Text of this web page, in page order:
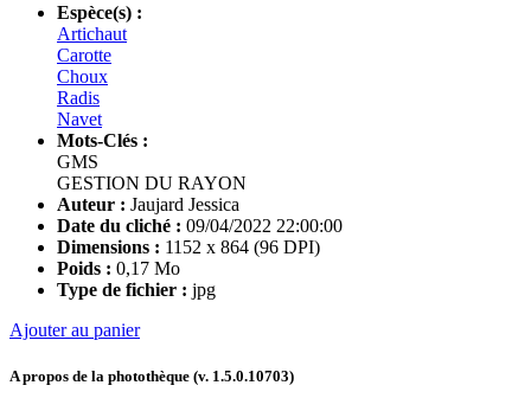
Espèce(s) :
Artichaut
Carotte
Choux
Radis
Navet
Mots-Clés :
GMS
GESTION DU RAYON
Auteur : Jaujard Jessica
Date du cliché : 09/04/2022 22:00:00
Dimensions : 1152 x 864 (96 DPI)
Poids : 0,17 Mo
Type de fichier : jpg
Ajouter au panier
A propos de la photothèque (v. 1.5.0.10703)